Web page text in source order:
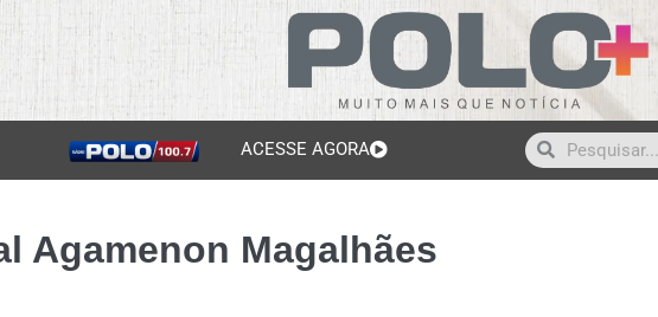
ACESSE AGORA
Agamenon Magalhães